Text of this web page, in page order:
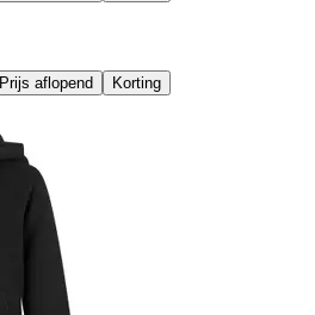
Prijs aflopend Korting